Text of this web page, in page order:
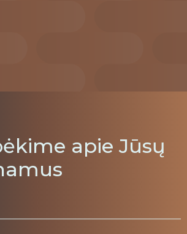
apie Jūsų